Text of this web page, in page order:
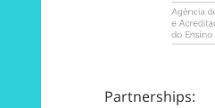
Partnerships: